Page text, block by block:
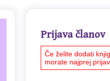
Prijava članov
Če želite dodati
morate najprej